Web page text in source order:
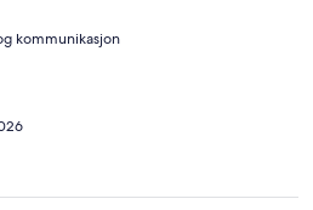
kommunikasjon